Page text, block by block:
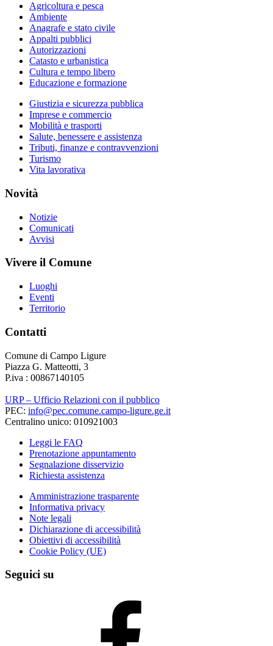
Agricoltura e pesca
Ambiente
Anagrafe e stato civile
Appalti pubblici
Autorizzazioni
Catasto e urbanistica
Cultura e tempo libero
Educazione e formazione
Giustizia e sicurezza pubblica
Imprese e commercio
Mobilità e trasporti
Salute, benessere e assistenza
Tributi, finanze e contravvenzioni
Turismo
Vita lavorativa
Novità
Notizie
Comunicati
Avvisi
Vivere il Comune
Luoghi
Eventi
Territorio
Contatti
Comune di Campo Ligure
Piazza G. Matteotti, 3
P.iva : 00867140105
URP – Ufficio Relazioni con il pubblico
PEC: info@pec.comune.campo-ligure.ge.it
Centralino unico: 010921003
Leggi le FAQ
Prenotazione appuntamento
Segnalazione disservizio
Richiesta assistenza
Amministrazione trasparente
Informativa privacy
Note legali
Dichiarazione di accessibilità
Obiettivi di accessibilità
Cookie Policy (UE)
Seguici su